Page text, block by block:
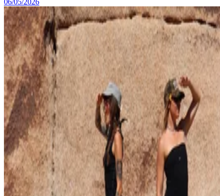
06/05/2026